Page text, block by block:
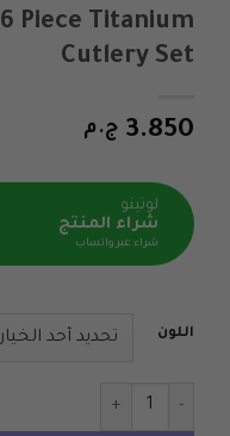
Piece Titanium
Cutlery Set
3.850 ج.م
لوتينو
شراء المنتج
شراء عبر واتساب
اللون
كمية BRONDOFF Gold 36 Piece Titanium Cutlery Set